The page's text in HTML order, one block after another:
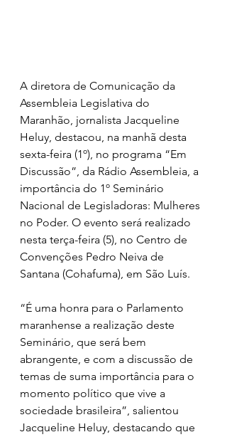
A diretora de Comunicação da
Assembleia Legislativa do
Maranhão, jornalista Jacqueline
Heluy, destacou, na manhã desta
sexta-feira (1º), no programa “Em
Discussão”, da Rádio Assembleia, a
importância do 1º Seminário
Nacional de Legisladoras: Mulheres
no Poder. O evento será realizado
nesta terça-feira (5), no Centro de
Convenções Pedro Neiva de
Santana (Cohafuma), em São Luís.
“É uma honra para o Parlamento
maranhense a realização deste
Seminário, que será bem
abrangente, e com a discussão de
temas de suma importância para o
momento político que vive a
sociedade brasileira”, salientou
Jacqueline Heluy, destacando que